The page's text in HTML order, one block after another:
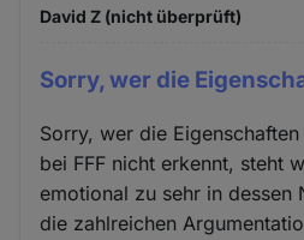
David Z (nicht überprüft)
Sorry, wer die
Sorry, wer die
bei FFF nicht erkennt, steht
emotional zu sehr in dessen
die zahlreichen